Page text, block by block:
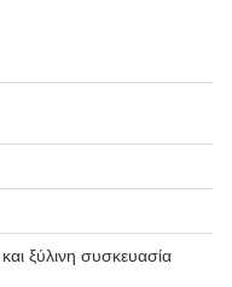
ξύλινη συσκευασία